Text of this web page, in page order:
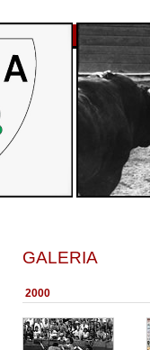
GALERIA
2000